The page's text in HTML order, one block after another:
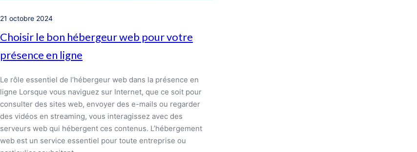
21 octobre 2024
Choisir le bon hébergeur web pour votre
présence en ligne
Le rôle essentiel de l’hébergeur web dans la présence en
ligne Lorsque vous naviguez sur Internet, que ce soit pour
consulter des sites web, envoyer des e-mails ou regarder
des vidéos en streaming, vous interagissez avec des
serveurs web qui hébergent ces contenus. L’hébergement
web est un service essentiel pour toute entreprise ou